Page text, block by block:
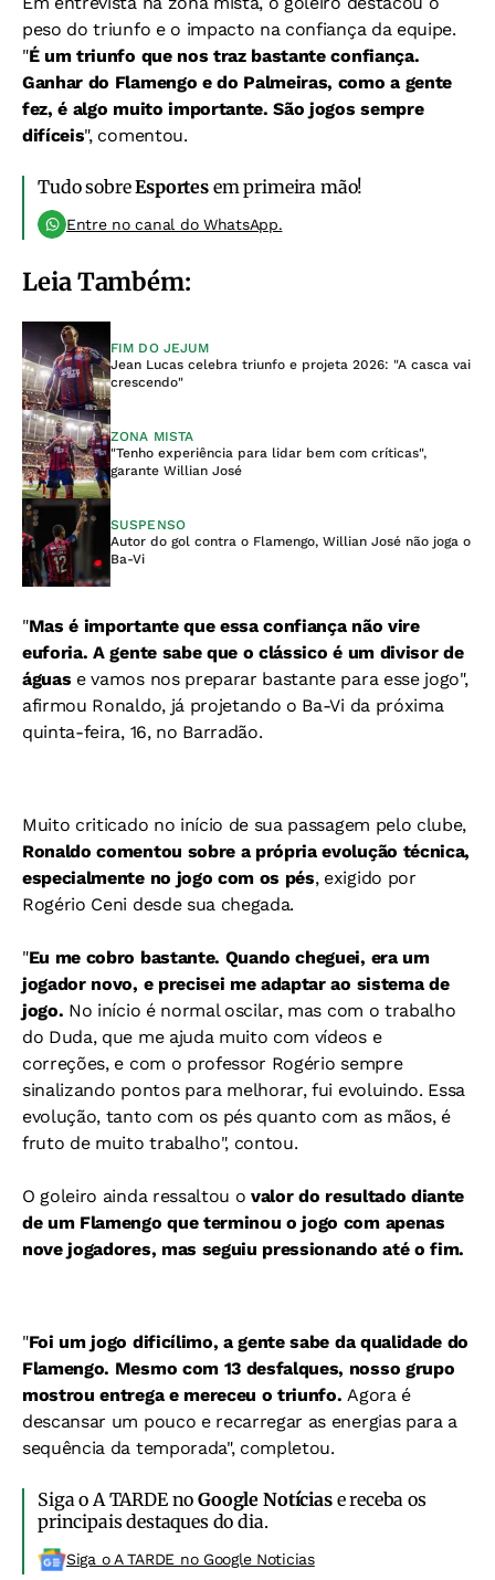
peso do triunfo e o impacto na confiança da equipe.
"É um triunfo que nos traz bastante confiança.
Ganhar do Flamengo e do Palmeiras, como a gente
fez, é algo muito importante. São jogos sempre
difíceis", comentou.
Tudo sobreEsportesem primeira mão!
Entre no canal do WhatsApp.
Leia Também:
FIM DO JEJUM
Jean Lucas celebra triunfo e projeta 2026: "A casca vai
crescendo"
ZONA MISTA
"Tenho experiência para lidar bem com críticas",
garante Willian José
SUSPENSO
Autor do gol contra o Flamengo, Willian José não joga o
Ba-Vi
"Mas é importante que essa confiança não vire
euforia. A gente sabe que o clássico é um divisor de
águas e vamos nos preparar bastante para esse jogo",
afirmou Ronaldo, já projetando o Ba-Vi da próxima
quinta-feira, 16, no Barradão.
Muito criticado no início de sua passagem pelo clube,
Ronaldo comentou sobre a própria evolução técnica,
especialmente no jogo com os pés, exigido por
Rogério Ceni desde sua chegada.
"Eu me cobro bastante. Quando cheguei, era um
jogador novo, e precisei me adaptar ao sistema de
jogo. No início é normal oscilar, mas com o trabalho
do Duda, que me ajuda muito com vídeos e
correções, e com o professor Rogério sempre
sinalizando pontos para melhorar, fui evoluindo. Essa
evolução, tanto com os pés quanto com as mãos, é
fruto de muito trabalho", contou.
O goleiro ainda ressaltou ovalor do resultado diante
de um Flamengo que terminou o jogo com apenas
nove jogadores, mas seguiu pressionando até o fim.
"Foi um jogo dificílimo, a gente sabe da qualidade do
Flamengo. Mesmo com 13 desfalques, nosso grupo
mostrou entrega e mereceu o triunfo.Agora é
descansar um pouco e recarregar as energias para a
sequência da temporada", completou.
Siga o A TARDE noGoogle Notíciase receba os
principais destaques do dia.
Siga o A TARDE no Google Noticias